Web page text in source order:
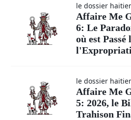
le dossier
Affaire Me
6: Le
où est
le dossier
Affaire Me
5: 2026, le
Trahison